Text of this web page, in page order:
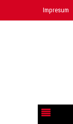
Impresum